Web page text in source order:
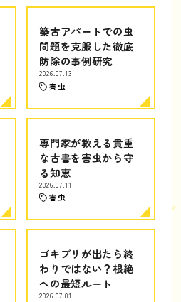
築古アパートでの虫
問題を克服した徹底
防除の事例研究
2026.07.13
害虫
専門家が教える貴重
な古書を害虫から守
る知恵
2026.07.11
害虫
ゴキブリが出たら終
わりではない？根絶
への最短ルート
2026.07.01